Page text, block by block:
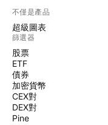
不僅是產品
超級圖表
篩選器
股票
ETF
債券
加密貨幣
CEX對
DEX對
Pine